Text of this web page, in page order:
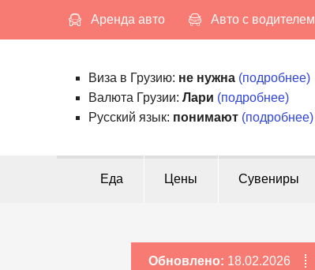
Аренда авто Авто с водителем
Виза в Грузию: не нужна (подробнее)
Валюта Грузии: Лари (подробнее)
Русский язык: понимают (подробнее)
Еда Цены Сувениры
Обновлено: 18.02.2026